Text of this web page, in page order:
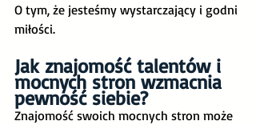
O tym, że jesteśmy wystarczający i godni
miłości.
Jak znajomość talentów i
mocnych stron wzmacnia
pewność siebie?
Znajomość swoich mocnych stron może